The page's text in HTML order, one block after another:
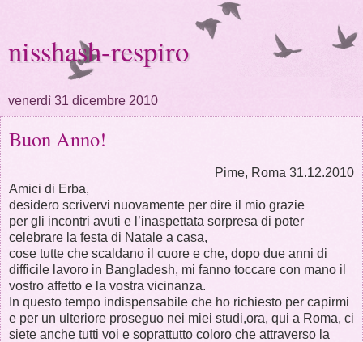
nisshash-respiro
venerdì 31 dicembre 2010
Buon Anno!
Pime, Roma 31.12.2010
Amici di Erba,
desidero scrivervi nuovamente per dire il mio grazie
per gli incontri avuti e l’inaspettata sorpresa di poter
celebrare la festa di Natale a casa,
cose tutte che scaldano il cuore e che, dopo due anni di
difficile lavoro in Bangladesh, mi fanno toccare con mano il
vostro affetto e la vostra vicinanza.
In questo tempo indispensabile che ho richiesto per capirmi
e per un ulteriore proseguo nei miei studi,ora, qui a Roma, ci
siete anche tutti voi e soprattutto coloro che attraverso la